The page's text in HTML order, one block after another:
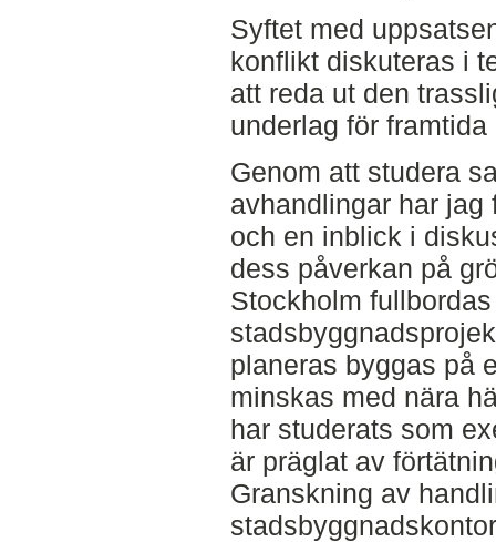
Syftet med
konflikt diskuteras i
att reda ut den
underlag för
Genom att studera
avhandlingar har
och en inblick i
dess påverkan på
Stockholm
planeras byggas på
minskas med nära
har studerats som
är präglat av
Granskning av